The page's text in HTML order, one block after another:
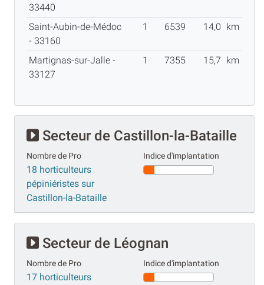
33440
Saint-Aubin-de-Médoc
- 33160
1 6539 14,0 km
Martignas-sur-Jalle -
33127
1 7355 15,7 km
Secteur de Castillon-la-Bataille
Nombre de Pro
18 horticulteurs
pépiniéristes sur
Castillon-la-Bataille
Indice d'implantation
Secteur de Léognan
Nombre de Pro
17 horticulteurs
Indice d'implantation